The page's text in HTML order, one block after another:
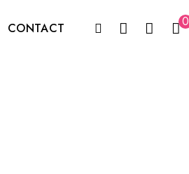
CONTACT 0